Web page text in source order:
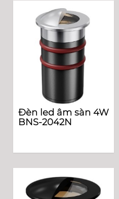
Đèn led âm sàn 4W
BNS-2042N